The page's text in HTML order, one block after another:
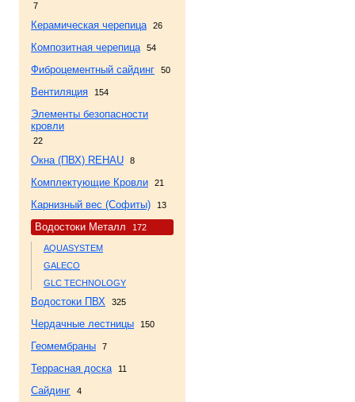
7
Керамическая черепица 26
Композитная черепица 54
Фиброцементный сайдинг 50
Вентиляция 154
Элементы безопасности
кровли
22
Окна (ПВХ) REHAU 8
Комплектующие Кровли 21
Карнизный вес (Софиты) 13
Водостоки Металл 172
AQUASYSTEM
GALECO
GLC TECHNOLOGY
Водостоки ПВХ 325
Чердачные лестницы 150
Геомембраны 7
Террасная доска 11
Сайдинг 4